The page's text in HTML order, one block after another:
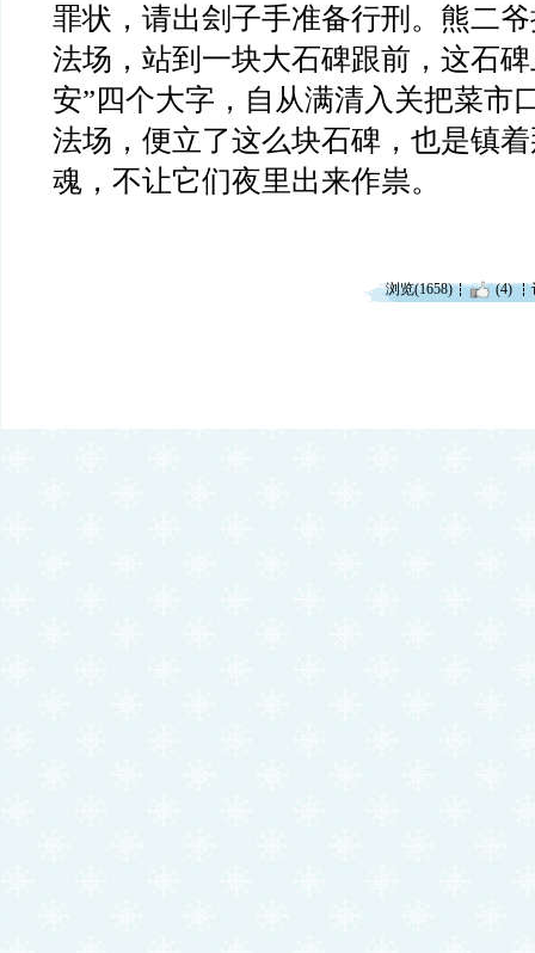
罪状，请出刽子手准备行刑。熊二
法场，站到一块大石碑跟前，这石
安”四个大字，自从满清入关把菜市
法场，便立了这么块石碑，也是镇
魂，不让它们夜里出来作祟。
浏览(1658) (4)